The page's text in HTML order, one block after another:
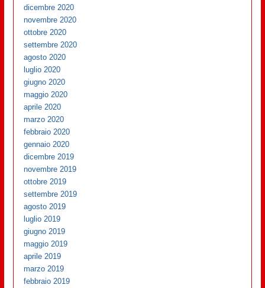
dicembre 2020
novembre 2020
ottobre 2020
settembre 2020
agosto 2020
luglio 2020
giugno 2020
maggio 2020
aprile 2020
marzo 2020
febbraio 2020
gennaio 2020
dicembre 2019
novembre 2019
ottobre 2019
settembre 2019
agosto 2019
luglio 2019
giugno 2019
maggio 2019
aprile 2019
marzo 2019
febbraio 2019